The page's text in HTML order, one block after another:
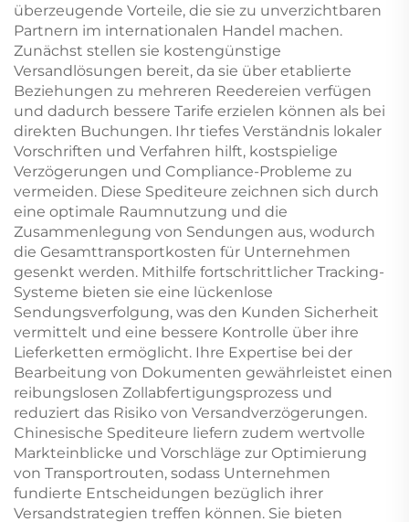
überzeugende Vorteile, die sie zu unverzichtbaren
Partnern im internationalen Handel machen.
Zunächst stellen sie kostengünstige
Versandlösungen bereit, da sie über etablierte
Beziehungen zu mehreren Reedereien verfügen
und dadurch bessere Tarife erzielen können als bei
direkten Buchungen. Ihr tiefes Verständnis lokaler
Vorschriften und Verfahren hilft, kostspielige
Verzögerungen und Compliance-Probleme zu
vermeiden. Diese Spediteure zeichnen sich durch
eine optimale Raumnutzung und die
Zusammenlegung von Sendungen aus, wodurch
die Gesamttransportkosten für Unternehmen
gesenkt werden. Mithilfe fortschrittlicher Tracking-
Systeme bieten sie eine lückenlose
Sendungsverfolgung, was den Kunden Sicherheit
vermittelt und eine bessere Kontrolle über ihre
Lieferketten ermöglicht. Ihre Expertise bei der
Bearbeitung von Dokumenten gewährleistet einen
reibungslosen Zollabfertigungsprozess und
reduziert das Risiko von Versandverzögerungen.
Chinesische Spediteure liefern zudem wertvolle
Markteinblicke und Vorschläge zur Optimierung
von Transportrouten, sodass Unternehmen
fundierte Entscheidungen bezüglich ihrer
Versandstrategien treffen können. Sie bieten